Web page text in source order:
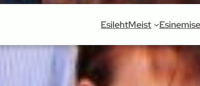
EsilehtMeist